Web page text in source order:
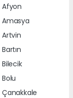
Afyon
Amasya
Artvin
Bartın
Bilecik
Bolu
Çanakkale